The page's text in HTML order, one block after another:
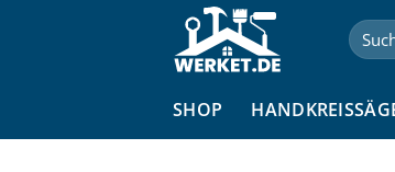
Suchen
nach:
SHOP